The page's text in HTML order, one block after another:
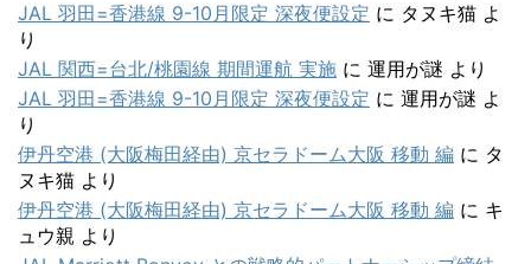
JAL 羽田=香港線 9-10月限定 深夜便設定 に タヌキ猫 よ
り
JAL 関西=台北/桃園線 期間運航 実施 に 運用が謎 より
JAL 羽田=香港線 9-10月限定 深夜便設定 に 運用が謎 よ
り
伊丹空港 (大阪梅田経由) 京セラドーム大阪 移動 編 に タ
ヌキ猫 より
伊丹空港 (大阪梅田経由) 京セラドーム大阪 移動 編 に キ
ュウ親 より